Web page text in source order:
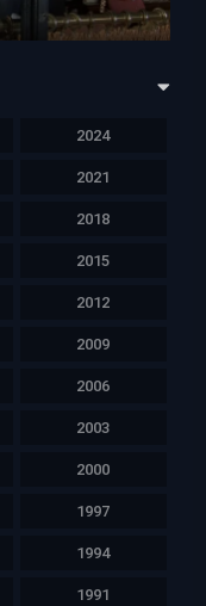
2024
2021
2018
2015
2012
2009
2006
2003
2000
1997
1994
1991